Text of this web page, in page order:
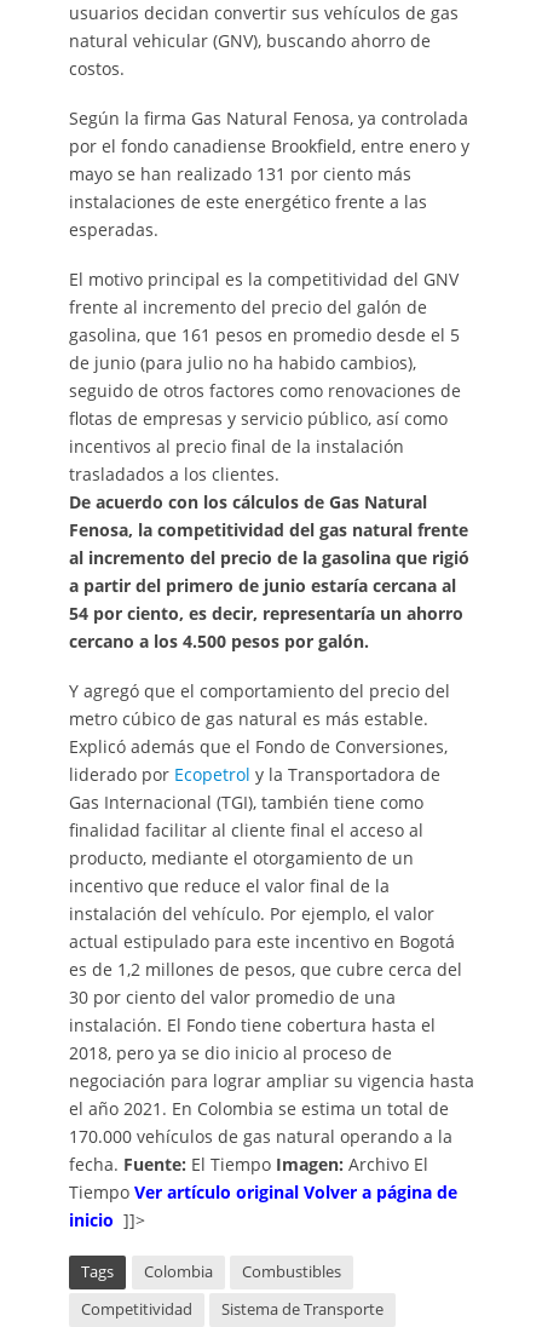
usuarios decidan convertir sus vehículos de gas
natural vehicular (GNV), buscando ahorro de
costos.
Según la firma Gas Natural Fenosa, ya controlada
por el fondo canadiense Brookfield, entre enero y
mayo se han realizado 131 por ciento más
instalaciones de este energético frente a las
esperadas.
El motivo principal es la competitividad del GNV
frente al incremento del precio del galón de
gasolina, que 161 pesos en promedio desde el 5
de junio (para julio no ha habido cambios),
seguido de otros factores como renovaciones de
flotas de empresas y servicio público, así como
incentivos al precio final de la instalación
trasladados a los clientes.
De acuerdo con los cálculos de Gas Natural
Fenosa, la competitividad del gas natural frente
al incremento del precio de la gasolina que rigió
a partir del primero de junio estaría cercana al
54 por ciento, es decir, representaría un ahorro
cercano a los 4.500 pesos por galón.
Y agregó que el comportamiento del precio del
metro cúbico de gas natural es más estable.
Explicó además que el Fondo de Conversiones,
liderado por Ecopetrol y la Transportadora de
Gas Internacional (TGI), también tiene como
finalidad facilitar al cliente final el acceso al
producto, mediante el otorgamiento de un
incentivo que reduce el valor final de la
instalación del vehículo. Por ejemplo, el valor
actual estipulado para este incentivo en Bogotá
es de 1,2 millones de pesos, que cubre cerca del
30 por ciento del valor promedio de una
instalación. El Fondo tiene cobertura hasta el
2018, pero ya se dio inicio al proceso de
negociación para lograr ampliar su vigencia hasta
el año 2021. En Colombia se estima un total de
170.000 vehículos de gas natural operando a la
fecha. Fuente: El Tiempo Imagen: Archivo El
Tiempo Ver artículo original Volver a página de
inicio ]]>
Tags Colombia
Combustibles
Competitividad
Sistema de Transporte